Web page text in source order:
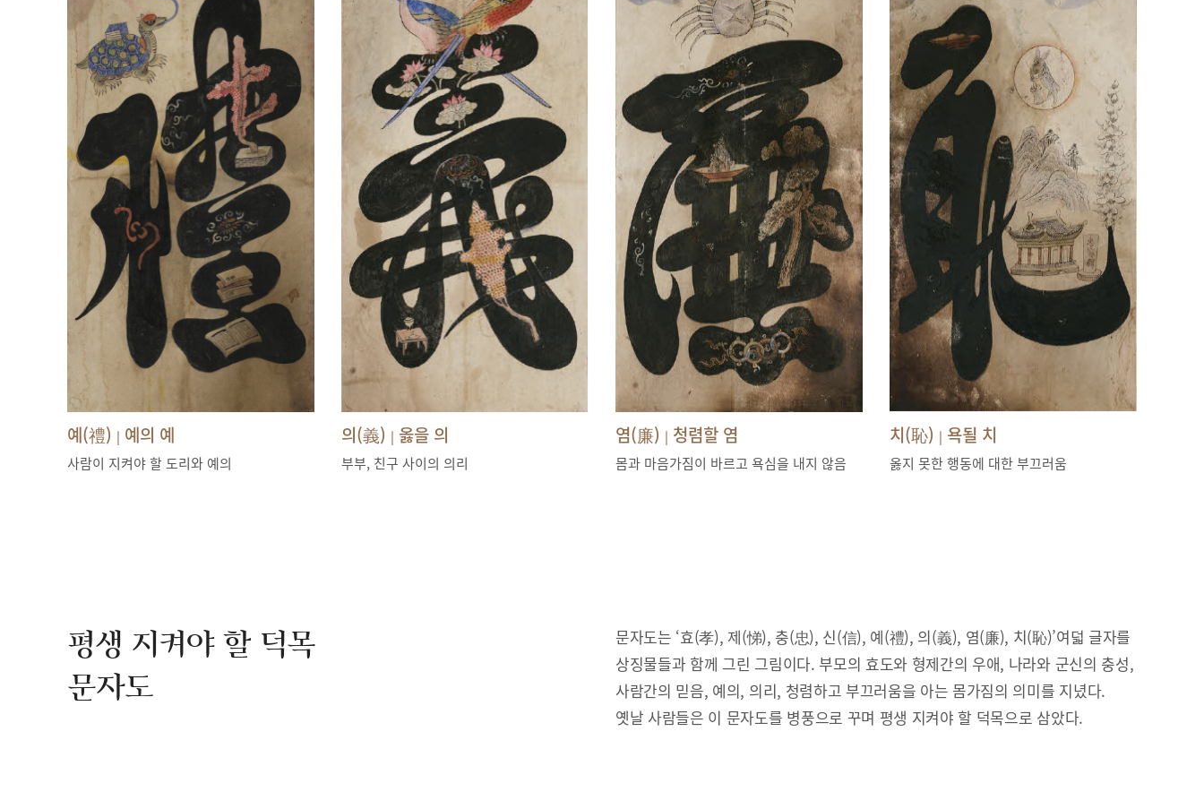
예(禮) | 예의 예
사람이 지켜야 할 도리와 예의
의(義) | 옳을 의
부부, 친구 사이의 의리
염(廉) | 청렴할 염
몸과 마음가짐이 바르고 욕심을 내지 않음
치(恥) | 욕될 치
옳지 못한 행동에 대한 부끄러움
평생 지켜야 할 덕목
문자도
문자도는 ‘효(孝), 제(悌), 충(忠), 신(信), 예(禮), 의(義), 염(廉), 치(恥)’여덟 글자를
상징물들과 함께 그린 그림이다. 부모의 효도와 형제간의 우애, 나라와 군신의 충성,
사람간의 믿음, 예의, 의리, 청렴하고 부끄러움을 아는 몸가짐의 의미를 지녔다.
옛날 사람들은 이 문자도를 병풍으로 꾸며 평생 지켜야 할 덕목으로 삼았다.